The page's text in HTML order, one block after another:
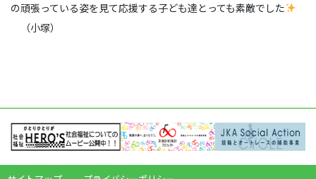
の頑張っている姿を見て応援する子ども達とっても素敵でした
（小塚）